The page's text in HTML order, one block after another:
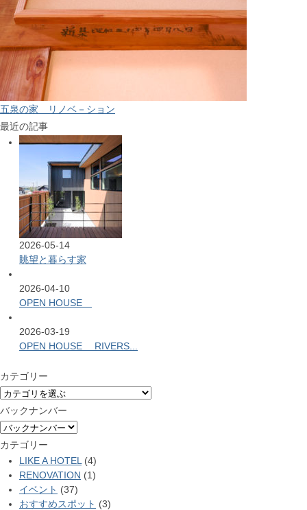
五泉の家 リノベ－ション
最近の記事
2026-05-14
眺望と暮らす家
2026-04-10
OPEN HOUSE
2026-03-19
OPEN HOUSE RIVERS...
カテゴリー
バックナンバー
カテゴリー
LIKE A HOTEL (4)
RENOVATION (1)
イベント (37)
おすすめスポット (3)